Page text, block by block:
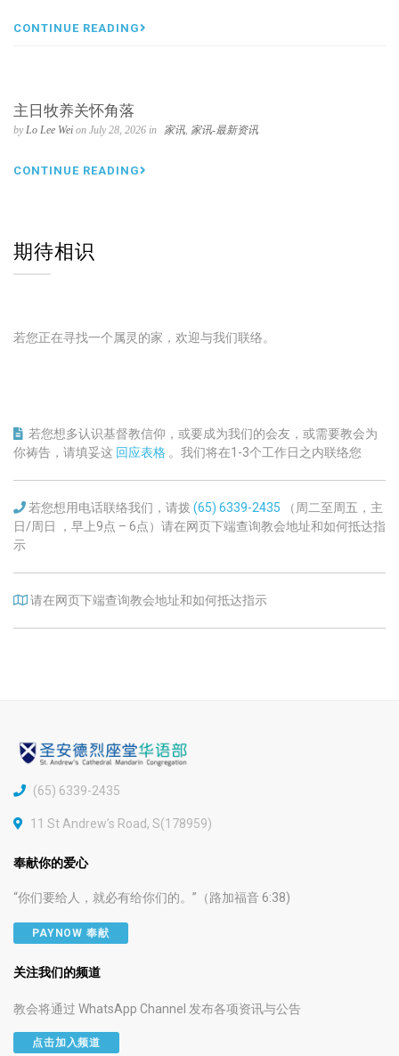
CONTINUE READING
主日牧养关怀角落
byLo Lee Wei on July 28, 2026 in 家讯, 家讯-最新资讯
CONTINUE READING
期待相识
若您正在寻找一个属灵的家，欢迎与我们联络。
若您想多认识基督教信仰，或要成为我们的会友，或需要教会为
你祷告，请填妥这 回应表格 。我们将在1-3个工作日之内联络您
若您想用电话联络我们，请拨 (65) 6339-2435 （周二至周五，主
日/周日 ，早上9点 – 6点）请在网页下端查询教会地址和如何抵达指
示
请在网页下端查询教会地址和如何抵达指示
(65) 6339-2435
11 St Andrew’s Road, S(178959)
奉献你的爱心
“你们要给人，就必有给你们的。”（路加福音 6:38)
PAYNOW 奉献
关注我们的频道
教会将通过 WhatsApp Channel 发布各项资讯与公告
点击加入频道